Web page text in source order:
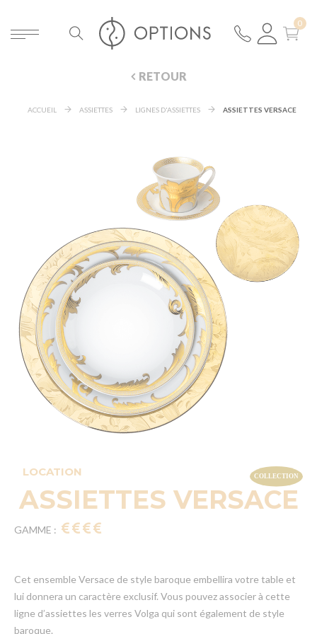
RETOUR
ACCUEIL ASSIETTES LIGNES D'ASSIETTES ASSIETTES VERSACE
LOCATION
ASSIETTES VERSACE
GAMME :
Cet ensemble Versace de style baroque embellira votre table et
lui donnera un caractère exclusif. Vous pouvez associer à cette
ligne d’assiettes les verres Volga qui sont également de style
baroque.